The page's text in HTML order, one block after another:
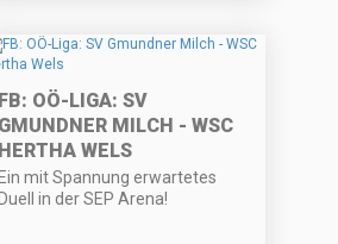
FB: OÖ-LIGA: SV
GMUNDNER MILCH - WSC
HERTHA WELS
Ein mit Spannung erwartetes
Duell in der SEP Arena!